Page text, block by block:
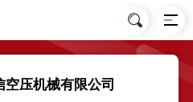
空压机械有限公司